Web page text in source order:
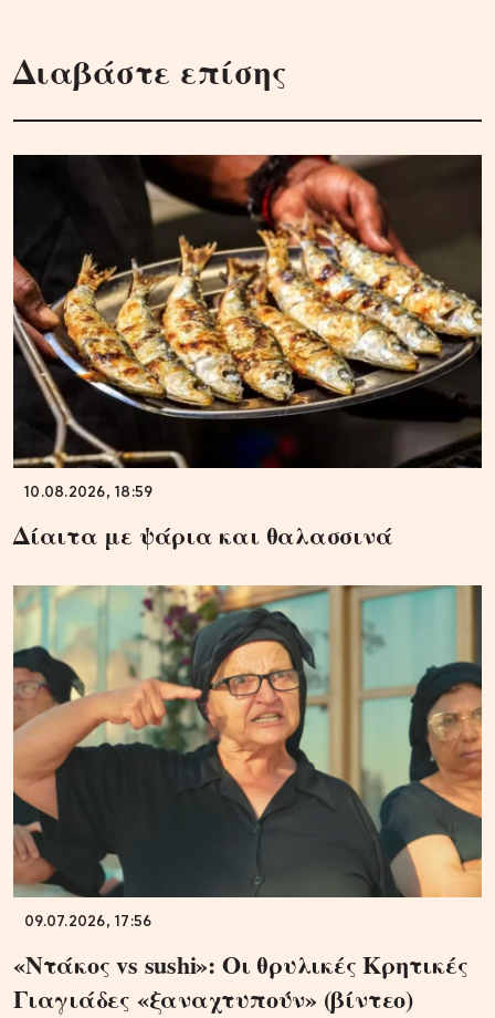
Διαβάστε επίσης
10.08.2026, 18:59
Δίαιτα με ψάρια και θαλασσινά
09.07.2026, 17:56
«Ντάκος vs sushi»: Οι θρυλικές Κρητικές
Γιαγιάδες «ξαναχτυπούν» (βίντεο)